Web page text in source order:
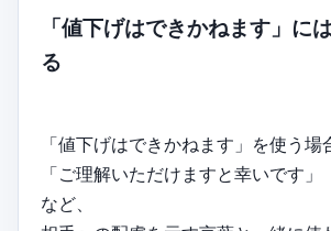
「値下げはできかねます」に
る
「値下げはできかねます」を使う場
「ご理解いただけますと幸いです」
など、